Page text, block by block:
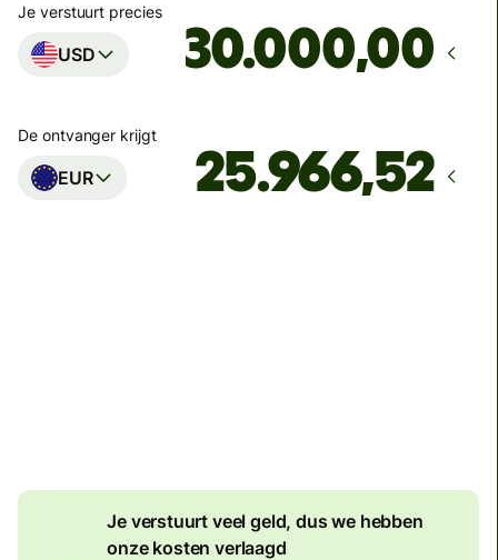
Je verstuurt precies
USD ,00
De ontvanger krijgt
EUR
Je verstuurt veel geld, dus we hebben
onze kosten verlaagd